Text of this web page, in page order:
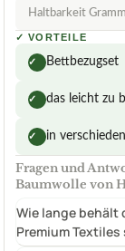
Haltbarkeit
✓ VORTEILE
✓ Bettbezugset
✓ das leicht zu
✓ in
Fragen und
Baumwolle von
Wie lange behält
Premium